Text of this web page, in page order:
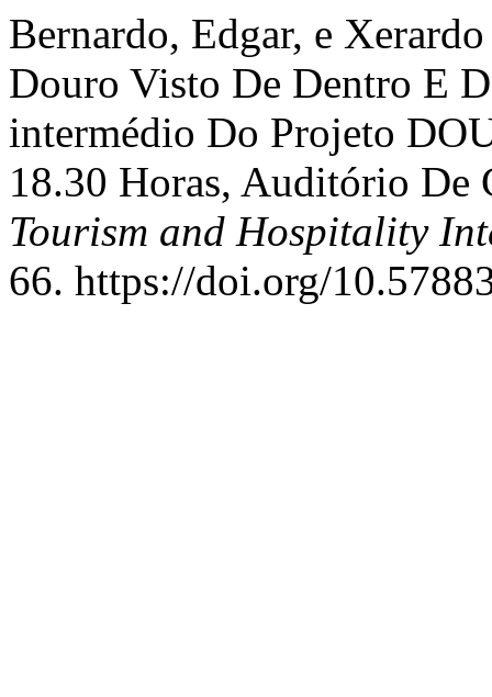
Bernardo, Edgar, e
Douro Visto De Dentro E
intermédio Do Projeto
18.30 Horas, Auditório De
Tourism and Hospitality
66. https://doi.org/